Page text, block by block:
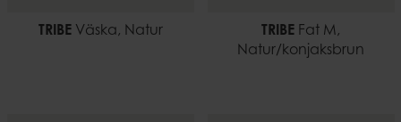
TRIBEVäska, Natur TRIBE Fat M,
Natur/konjaksbrun